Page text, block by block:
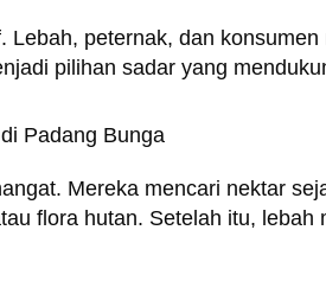
peternak, dan
pilihan sadar yang
Padang Bunga
Mereka mencari nektar
flora hutan. Setelah itu, lebah